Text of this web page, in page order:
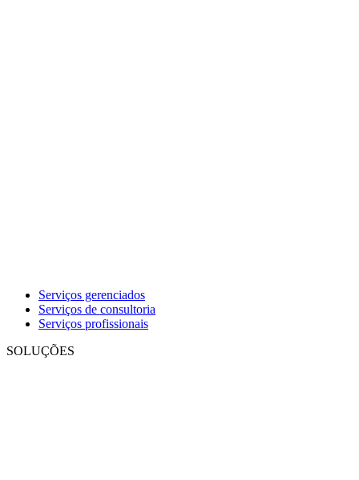
Serviços gerenciados
Serviços de consultoria
Serviços profissionais
SOLUÇÕES